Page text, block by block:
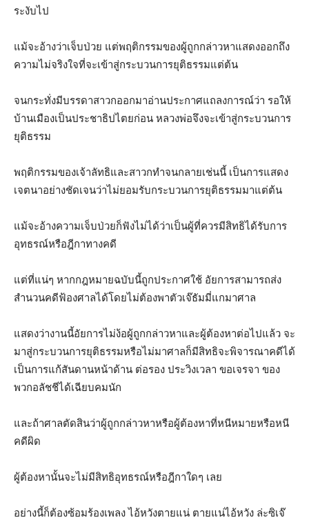
ระงับไป
แม้จะอ้างว่าเจ็บป่วย แต่พฤติกรรมของผู้ถูกกล่าวหาแสดงออกถึง
ความไม่จริงใจที่จะเข้าสู่กระบวนการยุติธรรมแต่ต้น
จนกระทั่งมีบรรดาสาวกออกมาอ่านประกาศแถลงการณ์ว่า รอให้
บ้านเมืองเป็นประชาธิปไตยก่อน หลวงพ่อจึงจะเข้าสู่กระบวนการ
ยุติธรรม
พฤติกรรมของเจ้าลัทธิและสาวกทำจนกลายเช่นนี้ เป็นการแสดง
เจตนาอย่างชัดเจนว่าไม่ยอมรับกระบวนการยุติธรรมมาแต่ต้น
แม้จะอ้างความเจ็บป่วยก็ฟังไม่ได้ว่าเป็นผู้ที่ควรมีสิทธิได้รับการ
อุทธรณ์หรือฎีกาทางคดี
แต่ที่แน่ๆ หากกฎหมายฉบับนี้ถูกประกาศใช้ อัยการสามารถส่ง
สำนวนคดีฟ้องศาลได้โดยไม่ต้องพาตัวเจ๊ธัมมี่แกมาศาล
แสดงว่างานนี้อัยการไม่ง้อผู้ถูกกล่าวหาและผู้ต้องหาต่อไปแล้ว จะ
มาสู่กระบวนการยุติธรรมหรือไม่มาศาลก็มีสิทธิจะพิจารณาคดีได้
เป็นการแก้สันดานหน้าด้าน ต่อรอง ประวิงเวลา ขอเจรจา ของ
พวกอลัชชีได้เฉียบคมนัก
และถ้าศาลตัดสินว่าผู้ถูกกล่าวหาหรือผู้ต้องหาที่หนีหมายหรือหนี
คดีผิด
ผู้ต้องหานั้นจะไม่มีสิทธิอุทธรณ์หรือฎีกาใดๆ เลย
อย่างนี้ก็ต้องซ้อมร้องเพลง ไอ้หวังตายแน่ ตายแน่ไอ้หวัง ล่ะซิเจ๊